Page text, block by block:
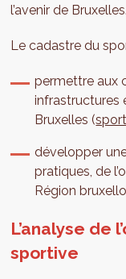
l’avenir de Bruxelles.
Le cadastre du
permettre aux
infrastructures
Bruxelles (
développer
pratiques, de
Région
L’analyse de
sportive